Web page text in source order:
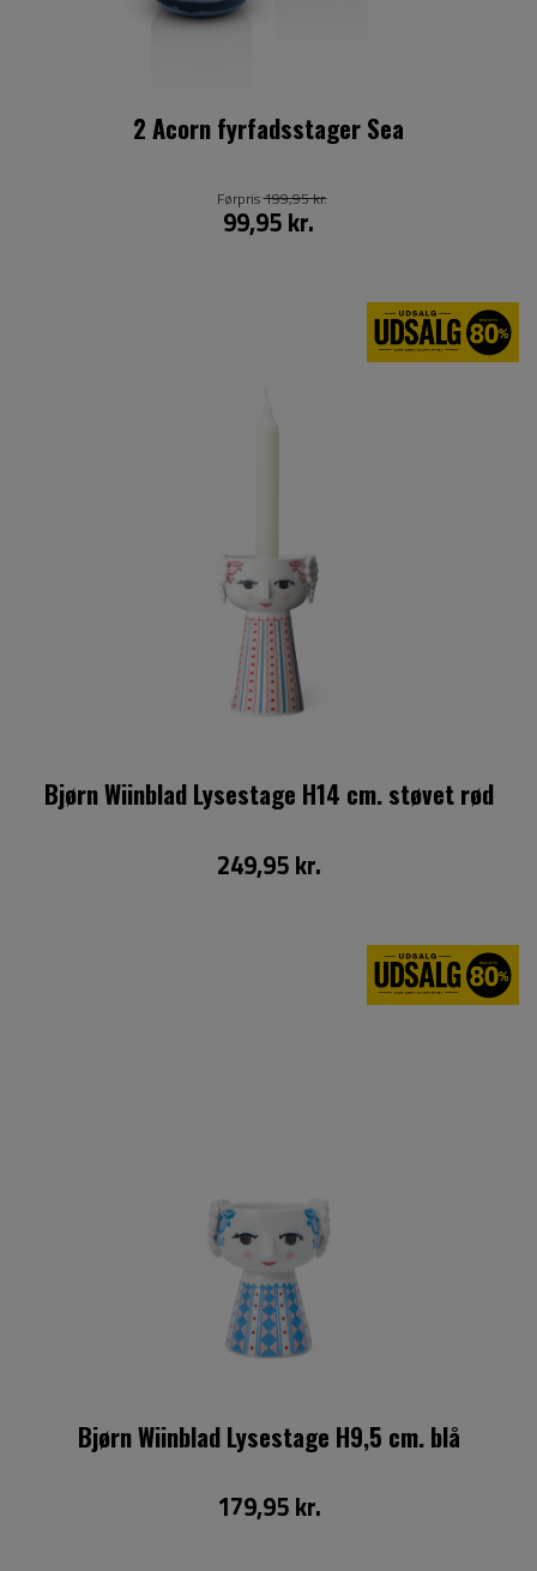
2 Acorn fyrfadsstager Sea
99,95 kr.
Førpris199,95 kr.
Bjørn Wiinblad Lysestage H14 cm. støvet rød
249,95 kr.
Bjørn Wiinblad Lysestage H9,5 cm. blå
179,95 kr.